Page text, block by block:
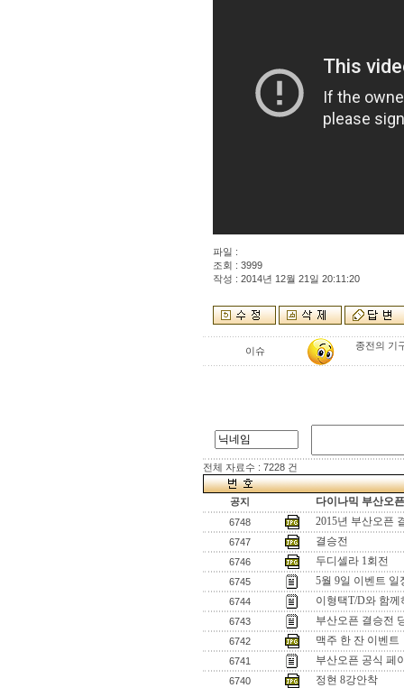
파일 :
조회 : 3999
작성 : 2014년 12월 21일 20:11:20
이슈 종전의 기
전체 자료수 : 7228 건
공지 다이나믹 부산오
6748 2015년 부산오픈
6747 결승전
6746 두디셀라 1회전
6745 5월 9일 이벤트 일
6744 이형택T/D와 함
6743 부산오픈 결승전
6742 맥주 한 잔 이벤트
6741 부산오픈 공식 페
6740 정현 8강안착